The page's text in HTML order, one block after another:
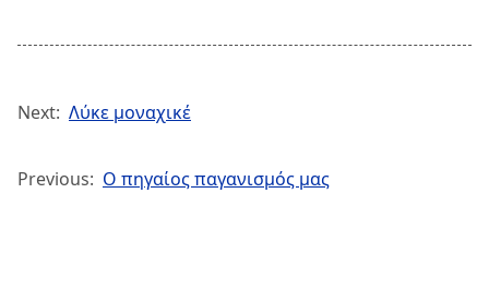
Next: Λύκε μοναχικέ
Previous: Ο πηγαίος παγανισμός μας